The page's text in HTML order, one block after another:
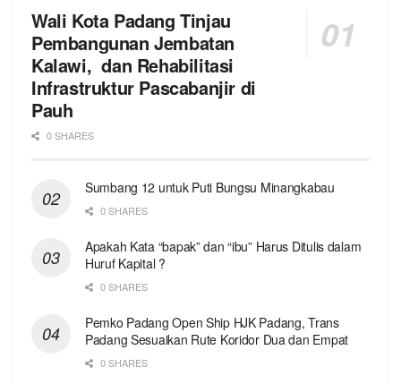
Wali Kota Padang Tinjau
Pembangunan Jembatan
Kalawi, dan Rehabilitasi
Infrastruktur Pascabanjir di
Pauh
0 SHARES
Sumbang 12 untuk Puti Bungsu Minangkabau
0 SHARES
Apakah Kata “bapak” dan “ibu” Harus Ditulis dalam
Huruf Kapital ?
0 SHARES
Pemko Padang Open Ship HJK Padang, Trans
Padang Sesuaikan Rute Koridor Dua dan Empat
0 SHARES